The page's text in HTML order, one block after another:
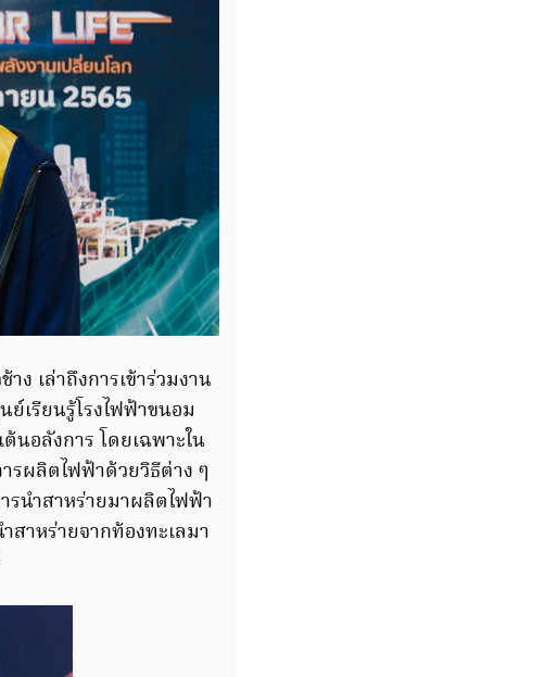
ง เล่าถึงการเข้าร่วมงาน
เรียนรู้โรงไฟฟ้าขนอม
นอลังการ โดยเฉพาะใน
รผลิตไฟฟ้าด้วยวิธีต่าง ๆ
รนำสาหร่ายมาผลิตไฟฟ้า
สาหร่ายจากท้องทะเลมา